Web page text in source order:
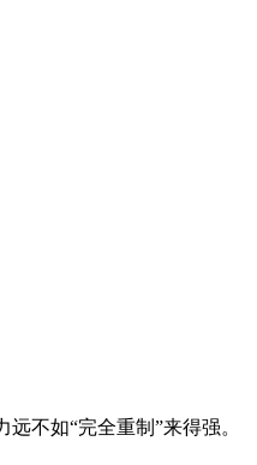
不如“完全重制”来得强。